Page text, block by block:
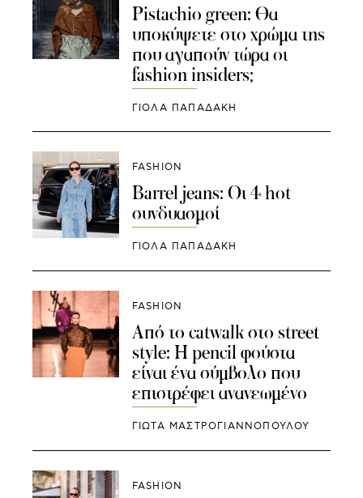
Pistachio green: Θα
υποκύψετε στο χρώμα της
που αγαπούν τώρα οι
fashion insiders;
ΓΙΌΛΑ ΠΑΠΑΔΆΚΗ
FASHION
Barrel jeans: Οι 4 hot
συνδυασμοί
ΓΙΌΛΑ ΠΑΠΑΔΆΚΗ
FASHION
Από το catwalk στο street
style: Η pencil φούστα
είναι ένα σύμβολο που
επιστρέφει ανανεωμένο
ΓΙΩΤΑ ΜΑΣΤΡΟΓΙΑΝΝΟΠΟΥΛΟΥ
FASHION